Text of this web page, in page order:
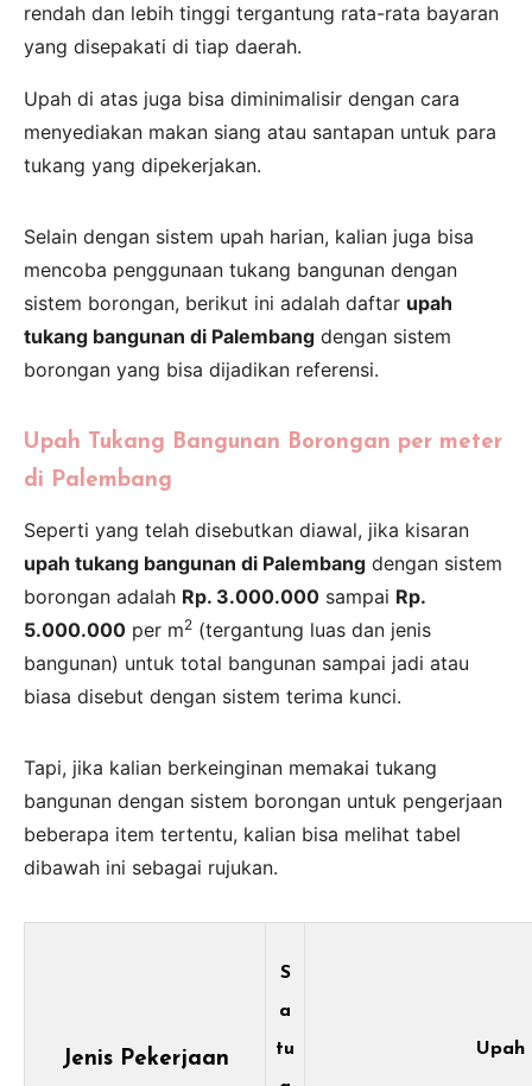
rendah dan lebih tinggi tergantung rata-rata bayaran
yang disepakati di tiap daerah.
Upah di atas juga bisa diminimalisir dengan cara
menyediakan makan siang atau santapan untuk para
tukang yang dipekerjakan.
Selain dengan sistem upah harian, kalian juga bisa
mencoba penggunaan tukang bangunan dengan
sistem borongan, berikut ini adalah daftar upah
tukang bangunan di Palembang dengan sistem
borongan yang bisa dijadikan referensi.
Upah Tukang Bangunan Borongan per meter
di Palembang
Seperti yang telah disebutkan diawal, jika kisaran
upah tukang bangunan di Palembang dengan sistem
borongan adalah Rp. 3.000.000 sampai Rp.
5.000.000 per m2 (tergantung luas dan jenis
bangunan) untuk total bangunan sampai jadi atau
biasa disebut dengan sistem terima kunci.
Tapi, jika kalian berkeinginan memakai tukang
bangunan dengan sistem borongan untuk pengerjaan
beberapa item tertentu, kalian bisa melihat tabel
dibawah ini sebagai rujukan.
Jenis Pekerjaan
S
a
tu
Upah